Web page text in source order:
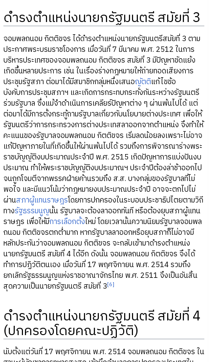
ดำรงตำแหน่งนายกรัฐมนตรี สมัยที่ 3
จอมพลถนอม กิตติขจร ได้ดำรงตำแหน่งนายกรัฐมนตรีสมัยที่ 3 ตาม
ประกาศพระบรมราชโองการ เมื่อวันที่ 7 มีนาคม พ.ศ. 2512 ในการ
บริหารประเทศของจอมพลถนอม กิตติขจร สมัยที่ 3 มีปัญหาขัดแย้ง
เกิดขึ้นหลายประการ เช่น ในเรื่องร่างกฎหมายให้ถ่ายทอดเสียงการ
ประชุมรัฐสภา ต่อมาได้มีสมาชิกกลุ่มหนึ่งเสนอญัตติแก้ไขข้อ
บังคับการประชุมสภาฯ และเกิดการกระทบกระทั่งกันระหว่างรัฐมนตรี
ร่วมรัฐบาล ซึ่งแม้จำดำเนินการเคลียร์ปัญหาต่าง ๆ ผ่านพ้นไปได้ แต่
ต่อมาได้มีการตั้งกระทู้ถามรัฐบาลเกี่ยวกับนโยบายต่างประเทศ เพื่อให้
รัฐมนตรีว่าการกระทรวงการต่างประเทสลาออกจากตำแหน่ง จึงทำให้
คะแนนของรัฐบาลจอมพลถนอม กิตติขจร เริ่มลดน้อยลงเพราะไม่อาจ
แก้ปัญหาภายในที่เกิดขึ้นให้ผ่านพ้นไปได้ รวมถึงการพิจารณาร่างพระ
ราชบัญญัติงบประมาณประจำปี พ.ศ. 2515 เกิดปัญหาการแบ่งปันงบ
ประมาณ ทำให้พระราชบัญญัติงบประมาณฯ ประจำปีต้องล่าช้าออกไป
จนถูกโจมตีจากพรรคฝ่ายค้านรวมถึง ส.ส. บางกลุ่มของรัฐบาลที่ไม่
พอใจ และมีแนวโน้มว่ากฎหมายงบประมาณประจำปี อาจจะตกไปไม่
ผ่านสภาผู้แทนราษฎรโดยการปกครองในระบอบประชาธิปไตยตามวิถี
ทางรัฐธรรมนูญนั้น รัฐบาลจะต้องลาออกทันที หรือต้องยุบสภาผู้แทน
ราษฎร เพื่อให้มีการเลือกตั้งใหม่ โดยเวลานั้นความนิยมรัฐบาลจอมพล
ถนอม กิตติขจรตกต่ำมาก หากรัฐบาลลาออกหรือยุบสภาก็ไม่อาจมี
หลักประกันว่าจอมพลถนอม กิตติขจร จะกลับเข้ามาดำรงตำแหน่ง
นายกรัฐมนตรี สมัยที่ 4 ได้อีก ดังนั้น จอมพลถนอม กิตติขจร จึงได้
ทำการปฏิวัติตนเอง เมื่อวันที่ 17 พฤศจิกายน พ.ศ. 2514 รวมถึง
ยกเลิกรัฐธรรมนูญแห่งราชอาณาจักรไทย พ.ศ. 2511 จึงเป็นอันสิ้น
สุดความเป็นนายกรัฐมนตรี สมัยที่ 3[6]
ดำรงตำแหน่งนายกรัฐมนตรี สมัยที่ 4
(ปกครองโดยคณะปฏิวัติ)
นับตั้งแต่วันที่ 17 พฤศจิกายน พ.ศ. 2514 จอมพลถนอม กิตติขจร ใน